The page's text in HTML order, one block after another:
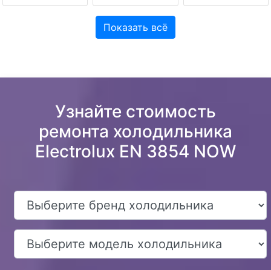
Показать всё
Узнайте стоимость
ремонта холодильника
Electrolux EN 3854 NOW